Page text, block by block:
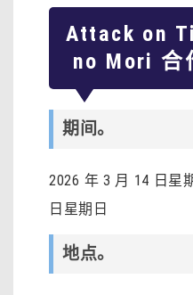
Attack on
no Mori 合
期间。
2026 年 3 月 14 日星
日星期日
地点。